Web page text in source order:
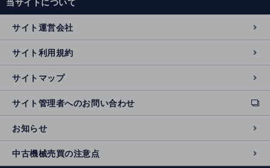
n
al
si
t
e
サイト運営会社
サイト利用規約
サイトマップ
サイト管理者へのお問い合わせ
ext
e
r
n
al
お知らせ
中古機械売買の注意点